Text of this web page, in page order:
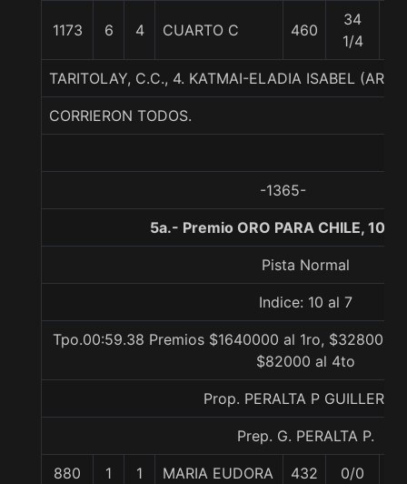
1173 6 4 CUARTO C 460
34
1/4
TARITOLAY, C.C., 4. KATMAI-ELADIA ISABEL
CORRIERON TODOS.
-1365-
5a.- Premio ORO PARA CHILE,
Pista Normal
Indice: 10 al 7
Tpo.00:59.38 Premios $1640000 al 1ro, $328000
$82000 al 4to
Prop. PERALTA P GUILLERMO
Prep. G. PERALTA P.
880 1 1 MARIA EUDORA 432 0/0